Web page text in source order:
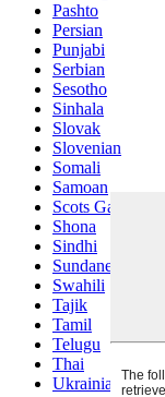
Pashto
Persian
Punjabi
Serbian
Sesotho
Sinhala
Slovak
Slovenian
Somali
Samoan
Scots Gaelic
Shona
Sindhi
Sundanese
Swahili
Tajik
Tamil
Telugu
Thai
Ukrainian